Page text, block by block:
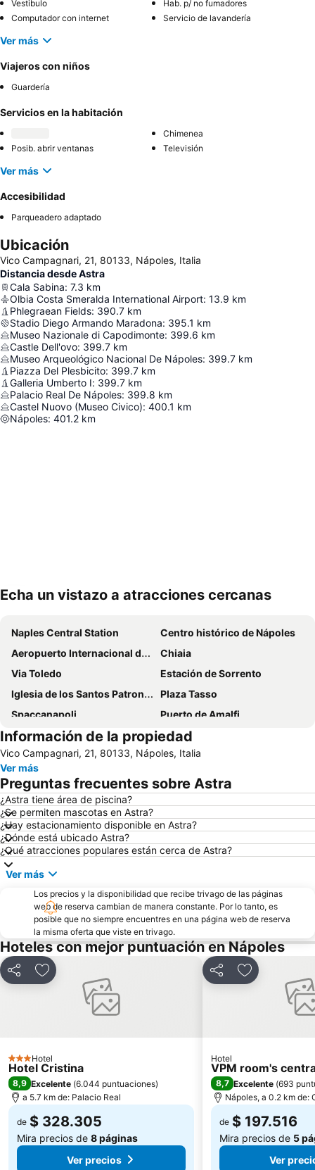
Vestibulo
Hab. p/ no fumadores
Computador con internet
Servicio de lavandería
Ver más
Viajeros con niños
Guardería
Servicios en la habitación
Chimenea
Posib. abrir ventanas
Televisión
Ver más
Accesibilidad
Parqueadero adaptado
Ubicación
Vico Campagnari, 21, 80133, Nápoles, Italia
Distancia desde Astra
Cala Sabina: 7.3 km
Olbia Costa Smeralda International Airport: 13.9 km
Phlegraean Fields: 390.7 km
Stadio Diego Armando Maradona: 395.1 km
Museo Nazionale di Capodimonte: 399.6 km
Castle Dell'ovo: 399.7 km
Museo Arqueológico Nacional De Nápoles: 399.7 km
Piazza Del Plesbicito: 399.7 km
Galleria Umberto I: 399.7 km
Palacio Real De Nápoles: 399.8 km
Castel Nuovo (Museo Civico): 400.1 km
Nápoles: 401.2 km
Echa un vistazo a atracciones cercanas
Naples Central Station
Centro histórico de Nápoles
Aeropuerto Internacional de Nápoles - Capodichino
Chiaia
Via Toledo
Estación de Sorrento
Iglesia de los Santos Patrones Roque y Sebastián
Plaza Tasso
Spaccanapoli
Puerto de Amalfi
Catedral de San Genaro
Museo Arqueológico Nacional
Plaza del Plebiscito
Centro Histórico de Positano
Catedral de Amalfi
Puerto de Nápoles
Nápoles Subterránea
Vomero
Mostra d'Oltremare
Puerto de Sorrento
Bastione di Parsano i Antiche Mura
Costiera Amalfitana
Via Chiaia
Baia delle Sirene
La Ruta de los Dioses
Fiordo de Furore
Información de la propiedad
Vico Campagnari, 21, 80133, Nápoles, Italia
Ver más
Preguntas frecuentes sobre Astra
¿Astra tiene área de piscina?
¿Se permiten mascotas en Astra?
¿Hay estacionamiento disponible en Astra?
¿Dónde está ubicado Astra?
¿Qué atracciones populares están cerca de Astra?
Ver más
Los precios y la disponibilidad que recibe trivago de las páginas
web de reserva cambian de manera constante. Por lo tanto, es
posible que no siempre encuentres en una página web de reserva
la misma oferta que viste en trivago.
Hoteles con mejor puntuación en Nápoles
CompartirAgregar a favoritos
3 Estrellas
Hotel
Hotel Cristina
8,9 Excelente (6.044 puntuaciones)
a 5.7 km de: Palacio Real
de $ 328.305
Mira precios de 8 páginas
Ver precios
CompartirAgregar a
Hotel
VPM room's
8,7 Excelente (693
Nápoles, a 0.2 km de:
de $ 197.516
Mira precios de 5
Ver